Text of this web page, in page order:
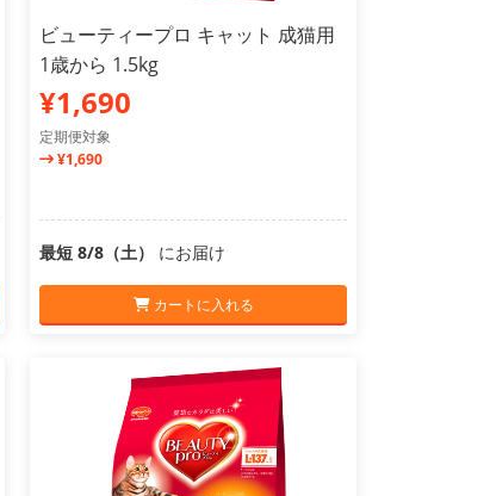
ビューティープロ キャット 成猫用
1歳から 1.5kg
¥1,690
定期便対象
¥1,690
最短 8/8（土） にお届け
カートに入れる